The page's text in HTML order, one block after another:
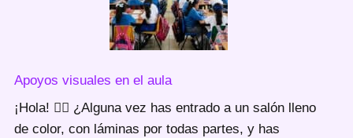
Apoyos visuales en el aula
¡Hola! 🙋‍♀️ ¿Alguna vez has entrado a un salón lleno
de color, con láminas por todas partes, y has